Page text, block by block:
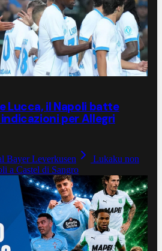
Lucca, il Napoli batte
per Allegri
Bayer Leverkusen
Lukaku non
a Castel di Sangro